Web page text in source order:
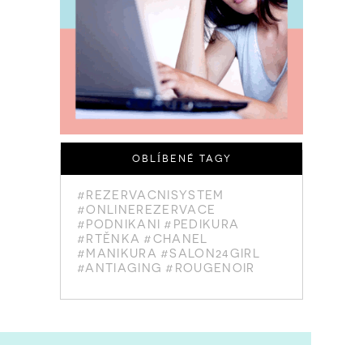
OBLÍBENÉ TAGY
#REZERVACNISYSTEM
#ONLINEREZERVACE
#PODNIKANI #PEDIKURA
#RTĚNKA #CHANEL
#MANIKURA #SALON24GIRL
#ANTIAGING #ROUGENOIR